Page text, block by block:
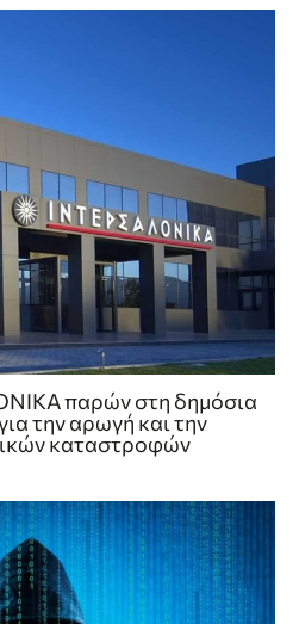
παρών στη δημόσια
την αρωγή και την
καταστροφών